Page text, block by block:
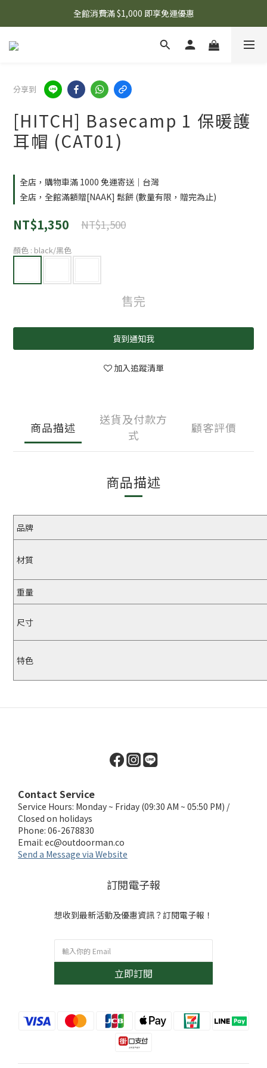
🌟 想知道現在有什麼優惠嗎？ 點擊查看最新優惠！
全館消費滿 $1,000 即享免運優惠
🌟 想知道現在有什麼優惠嗎？ 點擊查看最新優惠！
分享到
[HITCH] Basecamp 1 保暖護
耳帽 (CAT01)
全店，購物車滿 1000 免運寄送｜台灣
全店，全館滿額贈[NAAK] 鬆餅 (數量有限，贈完為止)
NT$1,350 NT$1,500
顏色 : black/黑色
售完
貨到通知我
加入追蹤清單
商品描述
送貨及付款方
式
顧客評價
商品描述
品牌
材質
重量
尺寸
特色
Contact Service
Service Hours: Monday ~ Friday (09:30 AM ~ 05:50 PM) /
Closed on holidays
Phone: 06-2678830
Email: ec@outdoorman.co
Send a Message via Website
訂閱電子報
想收到最新活動及優惠資訊？訂閱電子報！
立即訂閱